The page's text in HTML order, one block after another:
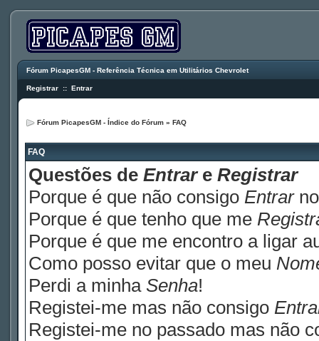
Fórum PicapesGM - Referência Técnica em Utilitários Chevrolet
Registrar :: Entrar
Fórum PicapesGM - Índice do Fórum » FAQ
FAQ
Questões de Entrare Registrar
Porque é que não consigo Entrar
Porque é que tenho que me
Porque é que me encontro a ligar
Como posso evitar que o meu
Perdi a minha Senha!
Registei-me mas não consigo
Registei-me no passado mas não